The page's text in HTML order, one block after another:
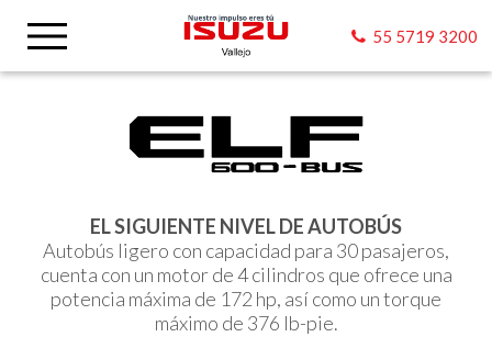
55 5719 3200
EL SIGUIENTE NIVEL DE AUTOBÚS
Autobús ligero con capacidad para 30 pasajeros,
cuenta con un motor de 4 cilindros que ofrece una
potencia máxima de 172 hp, así como un torque
máximo de 376 lb-pie.